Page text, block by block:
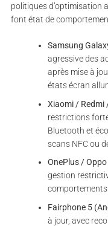
politiques d’optimisation
font état de
Samsung
agressive des
après mise à
états écran
Xiaomi / Redmi
restrictions
Bluetooth et
scans NFC ou
OnePlus /
gestion
comportements
Fairphone 5
à jour, avec